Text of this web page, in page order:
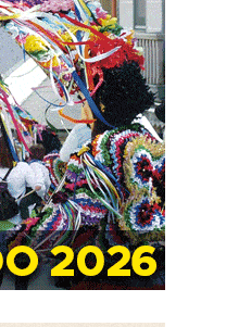
a
r
: